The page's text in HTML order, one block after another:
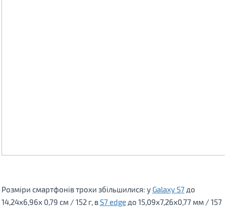
Розміри смартфонів трохи збільшилися: у Galaxy S7 до
14,24x6,96x 0,79 см / 152 г, вS7 edgeдо 15,09x7,26x0,77 мм / 157